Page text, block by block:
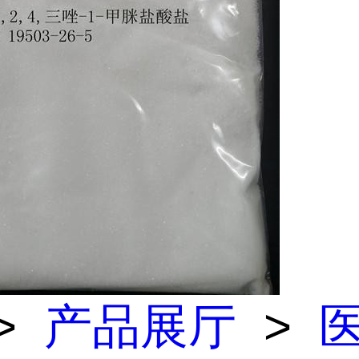
产品展厅 >